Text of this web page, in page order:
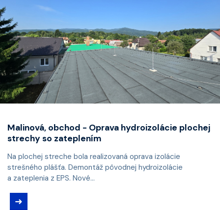
Malinová, obchod - Oprava hydroizolácie plochej
strechy so zateplením
Na plochej streche bola realizovaná oprava izolácie
strešného plášťa. Demontáž pôvodnej hydroizolácie
a zateplenia z EPS. Nové...
➜